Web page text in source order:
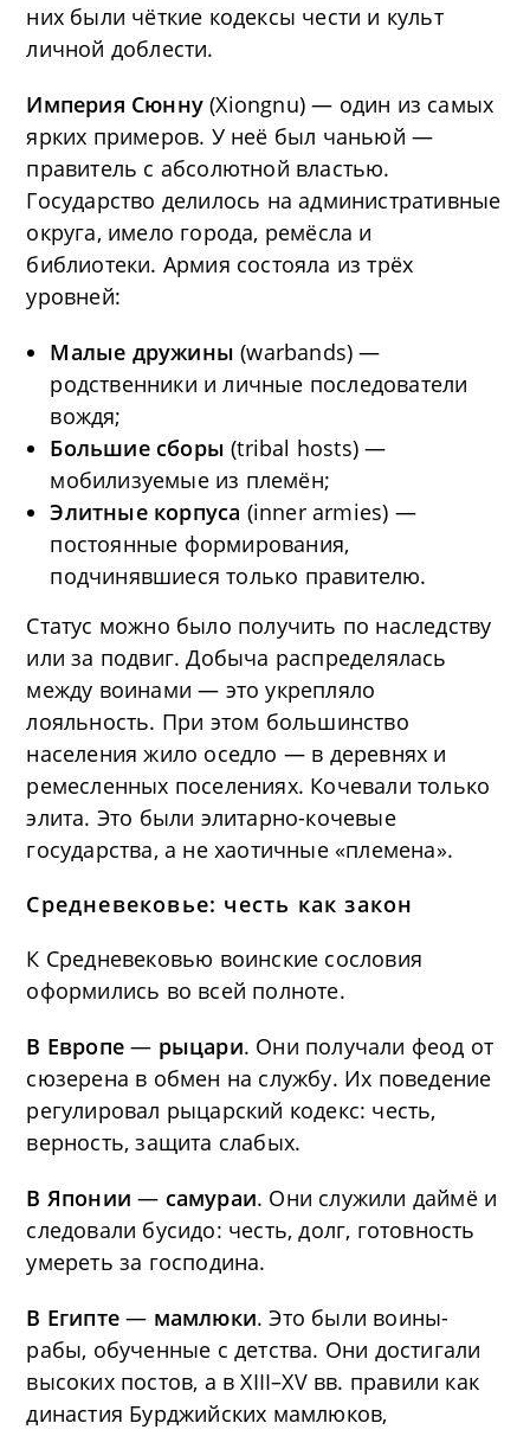
них были чёткие кодексы чести и культ
личной доблести.
Империя Сюнну (Xiongnu) — один из самых
ярких примеров. У неё был чаньюй —
правитель с абсолютной властью.
Государство делилось на административные
округа, имело города, ремёсла и
библиотеки. Армия состояла из трёх
уровней:
Малые дружины (warbands) —
родственники и личные последователи
вождя;
Большие сборы (tribal hosts) —
мобилизуемые из племён;
Элитные корпуса (inner armies) —
постоянные формирования,
подчинявшиеся только правителю.
Статус можно было получить по наследству
или за подвиг. Добыча распределялась
между воинами — это укрепляло
лояльность. При этом большинство
населения жило оседло — в деревнях и
ремесленных поселениях. Кочевали только
элита. Это были элитарно-кочевые
государства, а не хаотичные «племена».
Средневековье: честь как закон
К Средневековью воинские сословия
оформились во всей полноте.
В Европе — рыцари. Они получали феод от
сюзерена в обмен на службу. Их поведение
регулировал рыцарский кодекс: честь,
верность, защита слабых.
В Японии — самураи. Они служили даймё и
следовали бусидо: честь, долг, готовность
умереть за господина.
В Египте — мамлюки. Это были воины-
рабы, обученные с детства. Они достигали
высоких постов, а в XIII–XV вв. правили как
династия Бурджийских мамлюков,